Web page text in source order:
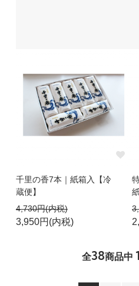
千里の香7本｜紙箱入【冷
蔵便】
4,730円(内税)
3,950円(内税)
全38商品中